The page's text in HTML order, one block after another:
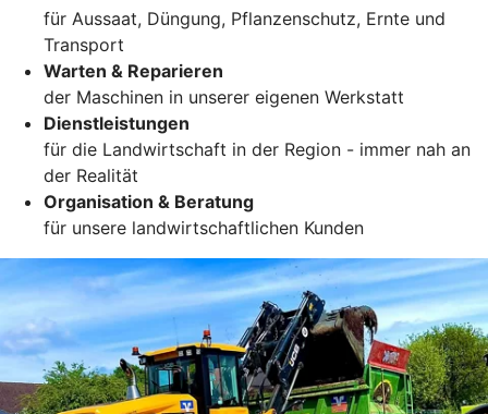
für Aussaat, Düngung, Pflanzenschutz, Ernte und
Transport
Warten & Reparieren
der Maschinen in unserer eigenen Werkstatt
Dienstleistungen
für die Landwirtschaft in der Region - immer nah an
der Realität
Organisation & Beratung
für unsere landwirtschaftlichen Kunden